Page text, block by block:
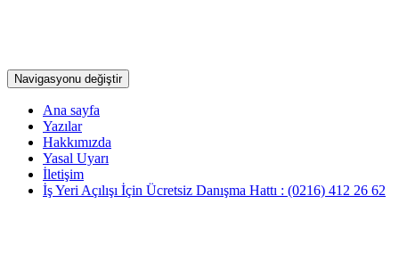
Navigasyonu değiştir
Ana sayfa
Yazılar
Hakkımızda
Yasal Uyarı
İletişim
İş Yeri Açılışı İçin Ücretsiz Danışma Hattı : (0216) 412 26 62